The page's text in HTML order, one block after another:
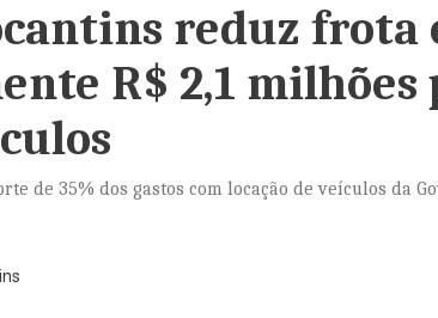
reduz frota
R$ 2,1 milhões
de 35% dos gastos com locação de veículos da